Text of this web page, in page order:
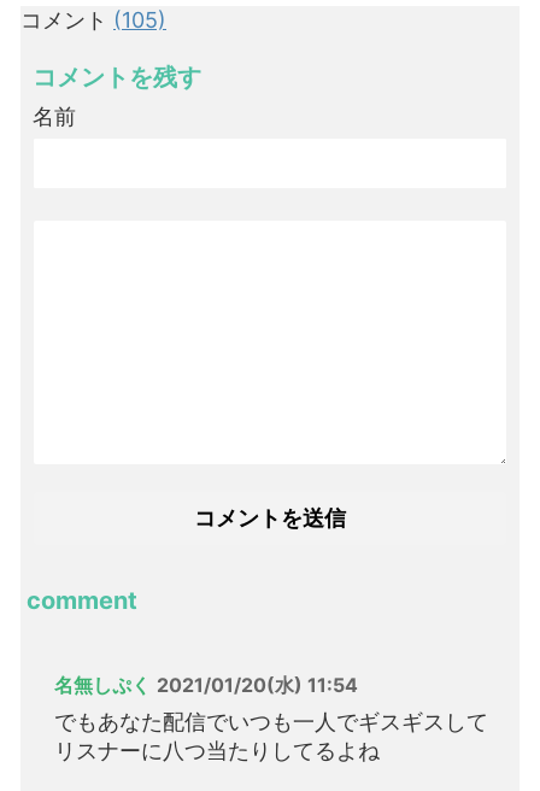
コメント (105)
コメントを残す
名前
comment
名無しぷく 2021/01/20(水) 11:54
でもあなた配信でいつも一人でギスギスして
リスナーに八つ当たりしてるよね